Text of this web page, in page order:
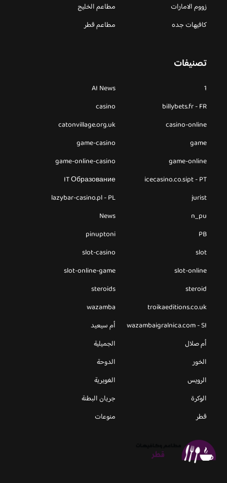
زووم الامارات
مطاعم الخليج
كافيهات جده
مطاعم قطر
تصنيفات
1
AI News
billybets.fr - FR
casino
casino-online
catonvillage.org.uk
game
game-casino
game-online
game-online-casino
icecasino.co.sipt - PT
IT Образование
jurist
lazybar-casino.pl - PL
n_pu
News
PB
pinuptoni
slot
slot-casino
slot-online
slot-online-game
steroid
steroids
troikaeditions.co.uk
wazamba
wazambaigralnica.com - SI
أم سيعيد
أم صلال
الجميلية
الخور
الدوحة
الرويس
الغويرية
الوكرة
جريان البطنة
قطر
منوعات